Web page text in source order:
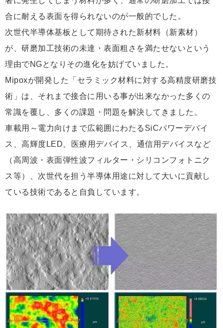
合に耐える表面を得られないのが一般的でした。
次世代半導体基板として期待された新材料（新素材）
が、研磨加工技術の未達・表面粗さを満たせないという
理由でNGとなりその進化を妨げていました。
Mipoxが開発した「セラミック材料に対する高精度研磨技
術」は、それまで接合に用いる事が出来なかった多くの
常識を覆し、多くの課題・問題を解決してきました。
車載用～電力向けまで広範囲にわたるSiCパワーデバイ
ス、高輝度LED、医療用デバイス、通信用デバイスなど
（高周波・表面弾性波フィルター・シリコンフォトニク
ス等）、次世代を担う半導体用途に対して大いに貢献し
ている技術であると自負しています。